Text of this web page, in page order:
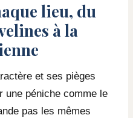
lieu, du
à la
et ses pièges
une péniche comme le
pas les mêmes